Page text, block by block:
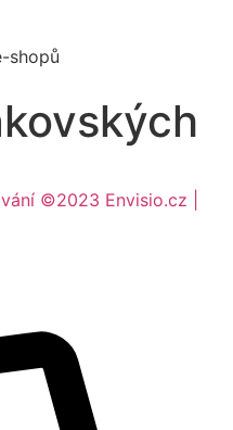
shopů
©2023 Envisio.cz |